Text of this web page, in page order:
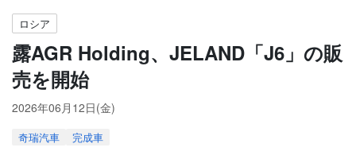
ロシア
露AGR Holding、JELAND「J6」の販
売を開始
2026年06月12日(金)
奇瑞汽車 完成車